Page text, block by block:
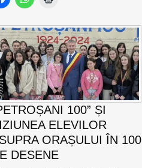
100” ȘI
ELEVILOR
ORAȘULUI ÎN 100
DESENE